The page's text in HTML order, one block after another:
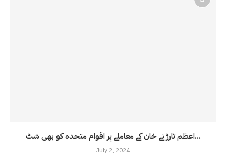
اعظم تارڑ نے خان کے معاملے پر اقوام متحدہ کو بھی شٹ...
July 2, 2024